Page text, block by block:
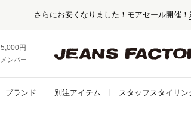
さらにお安くなりました！モアセール開催！
5,000円以上お買い上げで送料無料！
メンバー登録でお得な情報をゲット。さらに詳しく
ブランド 別注アイテム スタッフスタイリン